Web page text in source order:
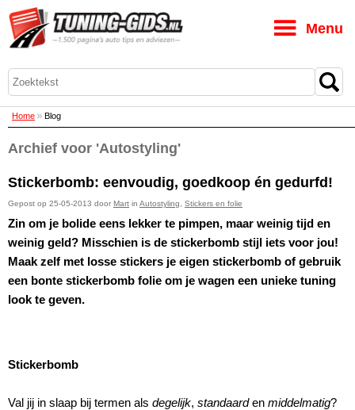
Home Blog
Archief voor 'Autostyling'
Stickerbomb: eenvoudig, goedkoop én gedurfd!
Gepost op 25-05-2013 door Mart in Autostyling Stickers en folie
Zin om je bolide eens lekker te pimpen, maar weinig tijd en
weinig geld? Misschien is de stickerbomb stijl iets voor jou!
Maak zelf met losse stickers je eigen stickerbomb of gebruik
een bonte stickerbomb folie om je wagen een unieke tuning
look te geven.
Stickerbomb
Val jij in slaap bij termen als degelijk, standaarden middelmatig?